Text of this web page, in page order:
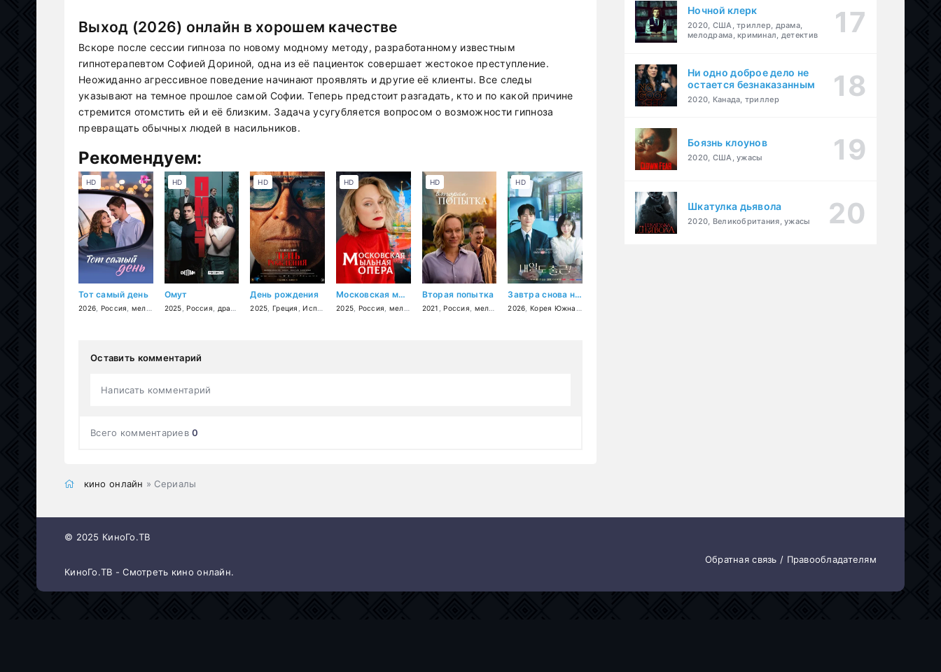
Выход (2026) онлайн в хорошем качестве
Вскоре после сессии гипноза по новому модному методу, разработанному известным
гипнотерапевтом Софией Дориной, одна из её пациенток совершает жестокое преступление.
Неожиданно агрессивное поведение начинают проявлять и другие её клиенты. Все следы
указывают на темное прошлое самой Софии. Теперь предстоит разгадать, кто и по какой причине
стремится отомстить ей и её близким. Задача усугубляется вопросом о возможности гипноза
превращать обычных людей в насильников.
Рекомендуем:
Тот самый день
2026 Россия мелодрама
HD
Омут
2025 ,Россия драма триллер
HD
День рождения
2025 Греция ,Испания ,Великобритания, Нидерланды,драма
HD
Московская мыльная опера
2025 Россия мелодрама
HD
Вторая попытка
2021 ,Россия мелодрама
HD
Завтра снова на работу!
2026 Корея Южная
HD
Оставить комментарий
Написать комментарий
Всего комментариев0
кино онлайн » Сериалы
Ночной клерк
2020, США, триллер, драма,
мелодрама, криминал, детектив
Ни одно доброе дело не
остается безнаказанным
2020, Канада, триллер
Боязнь клоунов
2020, США, ужасы
Шкатулка дьявола
2020, Великобритания, ужасы
© 2025 КиноГо.ТВ
КиноГо.ТВ - Смотреть кино онлайн.
Обратная связь / Правообладателям